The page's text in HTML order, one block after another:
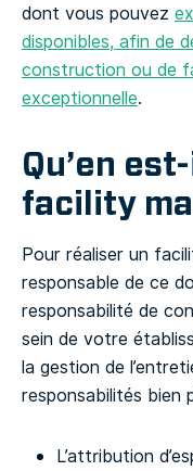
dont vous pouvez
disponibles, afin de
construction ou de
exceptionnelle.
Qu’en
facility
Pour réaliser un
responsable de ce
responsabilité de
sein de votre
la gestion de
responsabilités bien
L’attribution